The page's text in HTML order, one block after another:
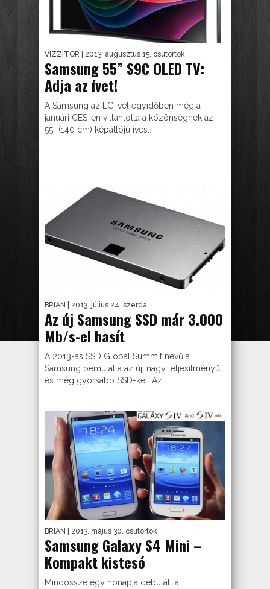
VIZZITOR | 2013. augusztus 15. csütörtök
Samsung 55” S9C OLED TV:
Adja az ívet!
A Samsung az LG-vel egyidőben még a
januári CES-en villantotta a közönségnek az
55” (140 cm) képátlójú íves...
BRIAN | 2013. július 24. szerda
Az új Samsung SSD már 3.000
Mb/s-el hasít
A 2013-as SSD Global Summit nevű a
Samsung bemutatta az új, nagy teljesítményű
és még gyorsabb SSD-ket. Az...
BRIAN | 2013. május 30. csütörtök
Samsung Galaxy S4 Mini –
Kompakt kistesó
Mindössze egy hónapja debütált a